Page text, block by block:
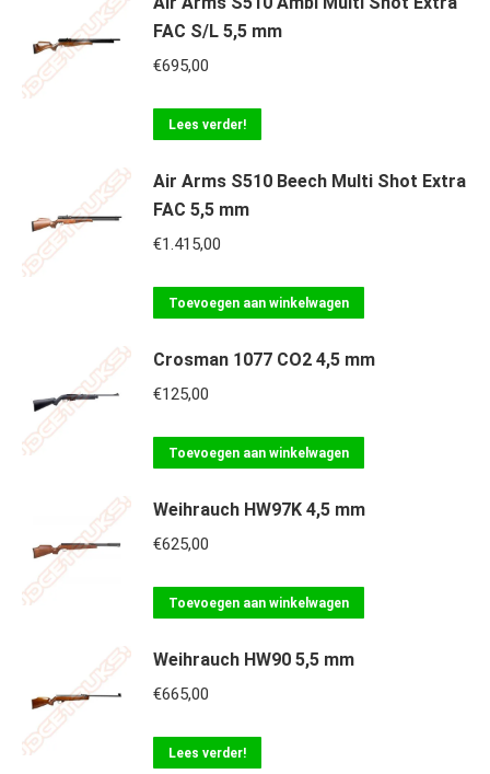
FAC S/L 5,5 mm
€695,00
Lees verder!
Air Arms S510 Beech Multi Shot Extra
FAC 5,5 mm
€1.415,00
Toevoegen aan winkelwagen
Crosman 1077 CO2 4,5 mm
€125,00
Toevoegen aan winkelwagen
Weihrauch HW97K 4,5 mm
€625,00
Toevoegen aan winkelwagen
Weihrauch HW90 5,5 mm
€665,00
Lees verder!